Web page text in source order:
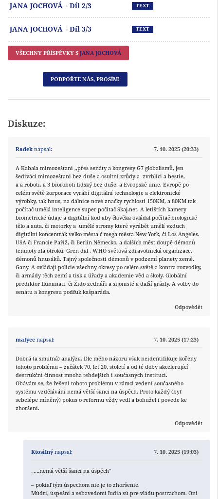
JANA JOCHOVÁ Díl 2/3 TEXT
JANA JOCHOVÁ Díl 3/3 TEXT
VŠECHNY PŘÍSPĚVKY S JANA JOCHOVÁ
PODPOŘTE NÁS, PROSÍM!
Diskuze:
Radek napsal: 7. 10. 2025 (20:33)
A Kabala mimozeštani ,,přes senáty a kongresy G7 globalismů, jen
šediváci mimozeštani bez duše a osultní zrůdy a zvrhlíci a bestie,
a a roboti, a 3 bioroboti lidský bez duše, a Evropské unie, Evropě po
celém světě korporace vyrábí digitální technologie a elektronické
výrobky, tak hnus, na dálnice nové značky rychlosti 150KM, a 80KM tak
počítač umělá inteligence super počítač Skaj.net. A letištích kamery
biometrické údaje a digitální kod aby člověka ovládal počítač biologické
tělo a auta, či motorky a umělé stromy které vyrábět umělí vzduch
digitální koncentrák velko města č mega města New York, či Los Angeles.
USA či Francie Pařiž, či Berlín Německo, a dalších měst doupě démonů
temnoty zla otroků. Gren dal . WHO světová zdravotnická organizace.
démonů hnusáků. Tajný společnosti démonů v podzemí planety země.
Gany. A ovládají policie všechny okresy po celém světě a kontra rozvodky,
či armády těch zemí a tisk a úřady a akademie věd a školy. Globální
prediktor Iluminati, či Žido zednáři a sijonisté a další grázly. A volby do
senátu a kongresu podfuk kašparáda.
Odpovědět
malycc napsal: 7. 10. 2025 (17:23)
Dobrá (a smutná) analýza. Dle mého názoru však neidentifikuje kořeny
tohoto problému – začátek 70. let 20. století a od té doby akcelerující
destrukční činnost mnoha tehdejších i současných institucí.
Obávám se, že řešení tohoto problému v rámci vedení současného
systému vzdělávání nemá větší šanci na úspěch. Proto každý (byť
sebelépe míněný) pokus o reformu vždy vedl a bohužel i povede ke
zhoršení.
Odpovědět
KtosiIný napsal: 7. 10. 2025 (19:03)
„….nemá větší šanci na úspěch“
– pokiaľ tým úspechom nie je to zhoršenie.
Múdri, úspešní a sebavedomí ľudia sú pre vládu postrachom. Oni